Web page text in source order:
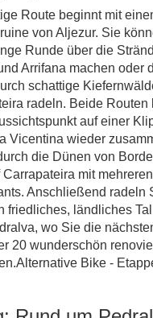
Route beginnt mit
von Aljezur. Sie
Runde über die
Arrifana machen oder
schattige
radeln. Beide Routen
auf einer
Vicentina wieder
die Dünen von
mit
Anschließend radeln
friedliches, ländliches
wo Sie die
20 wunderschön
Bike -